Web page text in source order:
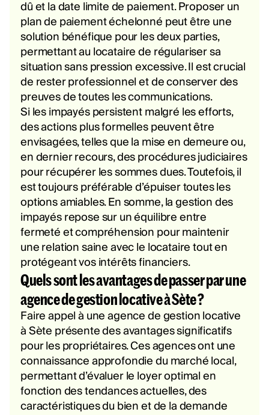
dû et la date limite de paiement. Proposer un
plan de paiement échelonné peut être une
solution bénéfique pour les deux parties,
permettant au locataire de régulariser sa
situation sans pression excessive. Il est crucial
de rester professionnel et de conserver des
preuves de toutes les communications.
Si les impayés persistent malgré les efforts,
des actions plus formelles peuvent être
envisagées, telles que la mise en demeure ou,
en dernier recours, des procédures judiciaires
pour récupérer les sommes dues. Toutefois, il
est toujours préférable d’épuiser toutes les
options amiables. En somme, la gestion des
impayés repose sur un équilibre entre
fermeté et compréhension pour maintenir
une relation saine avec le locataire tout en
protégeant vos intérêts financiers.
Quels sont les avantages de passer par une
agence de gestion locative à Sète ?
Faire appel à une agence de gestion locative
à Sète présente des avantages significatifs
pour les propriétaires. Ces agences ont une
connaissance approfondie du marché local,
permettant d’évaluer le loyer optimal en
fonction des tendances actuelles, des
caractéristiques du bien et de la demande